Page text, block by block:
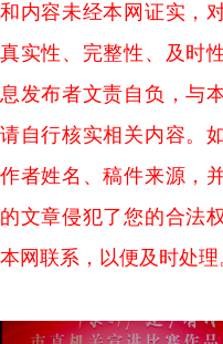
和内容未经本网证实，
真实性、完整性、及时
息发布者文责自负，与
请自行核实相关内容。
作者姓名、稿件来源，
的文章侵犯了您的合法
本网联系，以便及时处理